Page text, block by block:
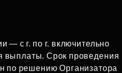
— с г. по г. включительно
выплаты. Срок проведения
по решению Организатора